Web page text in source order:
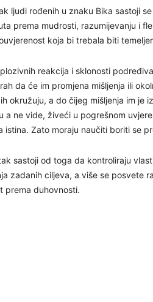
ljudi rođenih u znaku Bika sastoji
prema mudrosti, razumijevanju i
koja bi trebala biti
reakcija i sklonosti
da će im promjena mišljenja ili
okružuju, a do čijeg mišljenja im je
a ne vide, živeći u pogrešnom
istina. Zato moraju naučiti boriti se
sastoji od toga da kontroliraju
zadanih ciljeva, a više se posvete
prema duhovnosti.